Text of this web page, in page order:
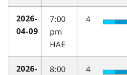
2026-
04-09
7:00
pm
HAE
4
2026-
8:00
4